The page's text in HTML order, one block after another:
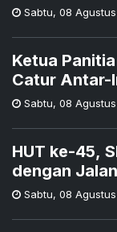
Sabtu, 08
Ketua
Catur Antar-
Sabtu, 08
HUT ke-45,
dengan
Sabtu, 08